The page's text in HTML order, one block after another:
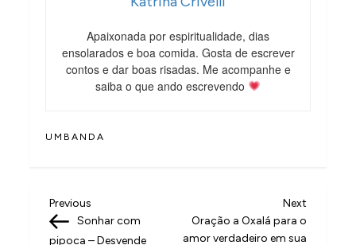
Apaixonada por espiritualidade, dias
ensolarados e boa comida. Gosta de escrever
contos e dar boas risadas. Me acompanhe e
saiba o que ando escrevendo
UMBANDA
N
a
Previous
Post
Previous
Sonhar com
pipoca – Desvende
Next
Post
Next
Oração a Oxalá para o
amor verdadeiro em sua